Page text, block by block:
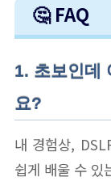
🤔 FAQ
1. 초보인데
요?
내 경험상,
쉽게 배울 수 있